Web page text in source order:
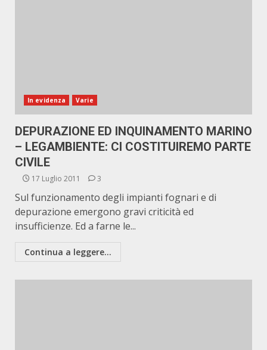
In evidenza Varie
DEPURAZIONE ED INQUINAMENTO MARINO
– LEGAMBIENTE: CI COSTITUIREMO PARTE
CIVILE
17 Luglio 2011 3
Sul funzionamento degli impianti fognari e di
depurazione emergono gravi criticità ed
insufficienze. Ed a farne le...
Continua a leggere...